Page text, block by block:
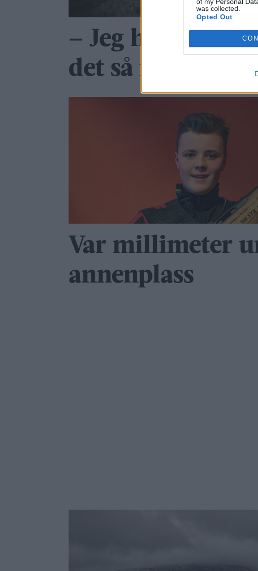
was collected.
Opted Out
– Jeg har aldri
det så ille som
Var millimeter
annenplass